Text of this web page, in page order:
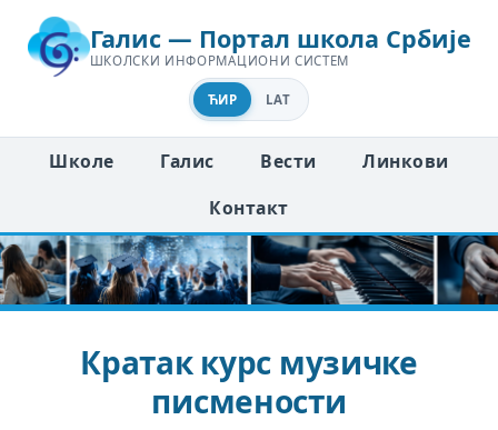
Галис — Портал школа Србије
ШКОЛСКИ ИНФОРМАЦИОНИ СИСТЕМ
ЋИР LAT
Школе Галис Вести
Линкови
Контакт
Кратак курс музичке
писмености